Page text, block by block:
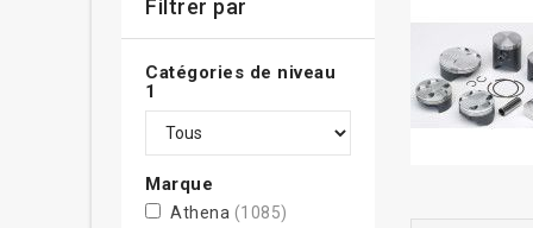
Filtrer par
Catégories de niveau
1
Marque
Athena (1085)